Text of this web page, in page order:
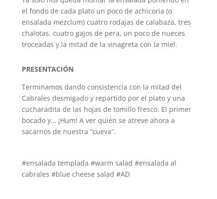
el fondo de cada plato un poco de achicoria (o
ensalada mezclum) cuatro rodajas de calabaza, tres
chalotas, cuatro gajos de pera, un poco de nueces
troceadas y la mitad de la vinagreta con la miel.
PRESENTACIÓN
Terminamos dando consistencia con la mitad del
Cabrales desmigado y repartido por el plato y una
cucharadita de las hojas de tomillo fresco. El primer
bocado y… ¡Hum! A ver quién se atreve ahora a
sacarnos de nuestra “cueva”.
#ensalada templada #warm salad #ensalada al
cabrales #blue cheese salad #AD